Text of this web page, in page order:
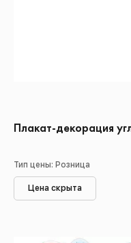
Плакат-декорация
Тип цены: Розница
Цена скрыта